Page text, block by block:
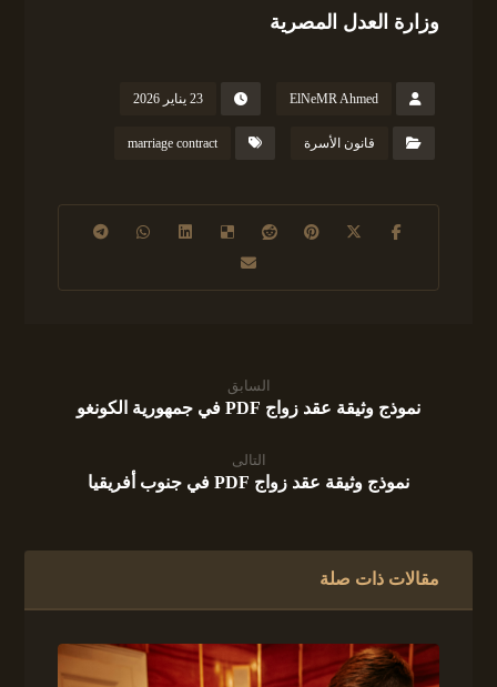
وزارة العدل المصرية
ElNeMR Ahmed 23 يناير 2026
قانون الأسرة marriage contract
السابق
نموذج وثيقة عقد زواج PDF في جمهورية الكونغو
التالى
نموذج وثيقة عقد زواج PDF في جنوب أفريقيا
مقالات ذات صلة